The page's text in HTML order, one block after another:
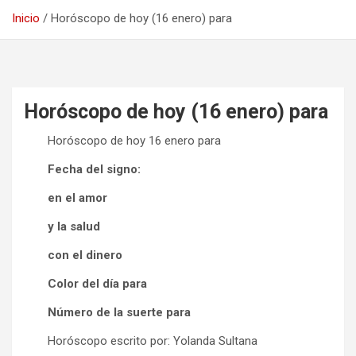
Inicio Horóscopo de hoy (16 enero) para
Horóscopo de hoy (16 enero) para
Horóscopo de hoy 16 enero para
Fecha del signo:
en el amor
y la salud
con el dinero
Color del día para
Número de la suerte para
Horóscopo escrito por: Yolanda Sultana